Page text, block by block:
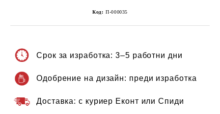
Код: П-000035
Срок за изработка: 3–5 работни дни
Одобрение на дизайн: преди изработка
Доставка: с куриер Еконт или Спиди